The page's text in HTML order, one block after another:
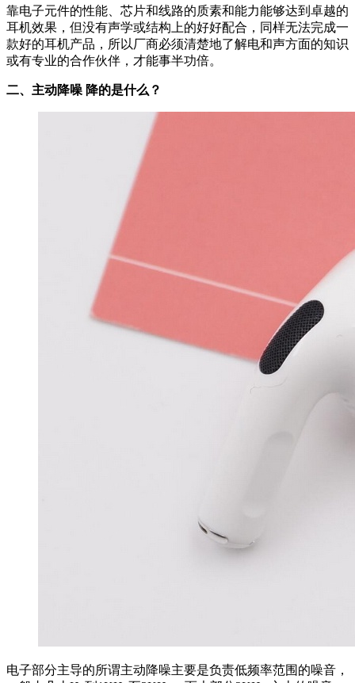
靠电子元件的性能、芯片和线路的质素和能力能够达到卓越的
耳机效果，但没有声学或结构上的好好配合，同样无法完成一
款好的耳机产品，所以厂商必须清楚地了解电和声方面的知识
或有专业的合作伙伴，才能事半功倍。
二、主动降噪 降的是什么？
电子部分主导的所谓主动降噪主要是负责低频率范围的噪音，